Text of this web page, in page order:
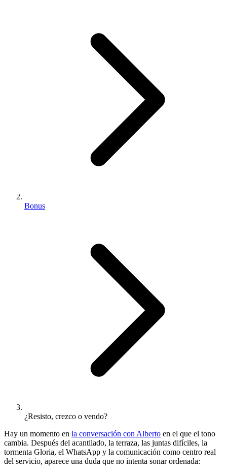
Bonus
¿Resisto, crezco o vendo?
Hay un momento en la conversación con Alberto en el que el tono
cambia. Después del acantilado, la terraza, las juntas difíciles, la
tormenta Gloria, el WhatsApp y la comunicación como centro real
del servicio, aparece una duda que no intenta sonar ordenada: